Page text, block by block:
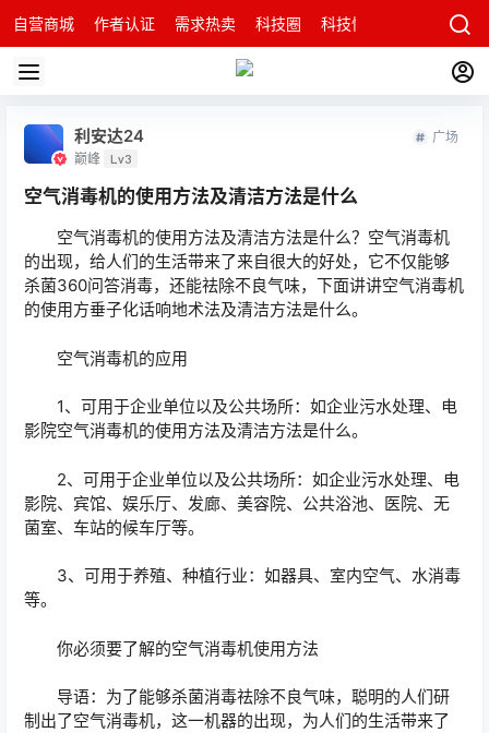
自营商城 作者认证 需求热卖 科技圈 科技快讯 智能科技问
利安达24
巅峰 Lv3
广场
空气消毒机的使用方法及清洁方法是什么
空气消毒机的使用方法及清洁方法是什么？空气消毒机
的出现，给人们的生活带来了来自很大的好处，它不仅能够
杀菌360问答消毒，还能祛除不良气味，下面讲讲空气消毒机
的使用方垂子化话响地术法及清洁方法是什么。
空气消毒机的应用
1、可用于企业单位以及公共场所：如企业污水处理、电
影院空气消毒机的使用方法及清洁方法是什么。
2、可用于企业单位以及公共场所：如企业污水处理、电
影院、宾馆、娱乐厅、发廊、美容院、公共浴池、医院、无
菌室、车站的候车厅等。
3、可用于养殖、种植行业：如器具、室内空气、水消毒
等。
你必须要了解的空气消毒机使用方法
导语：为了能够杀菌消毒祛除不良气味，聪明的人们研
制出了空气消毒机，这一机器的出现，为人们的生活带来了